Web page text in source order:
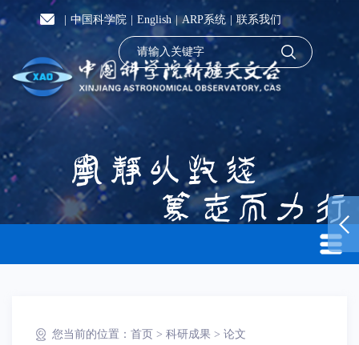
中国科学院 English |ARP系统 联系我们
您当前的位置： 首页 > 科研成果 > 论文